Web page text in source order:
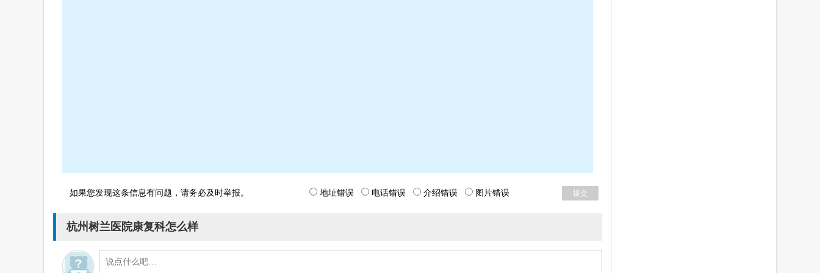
如果您发现这条信息有问题，请务必及时举报。 地址错误 电话错误 介绍错误 图片错误
杭州树兰医院康复科怎么样